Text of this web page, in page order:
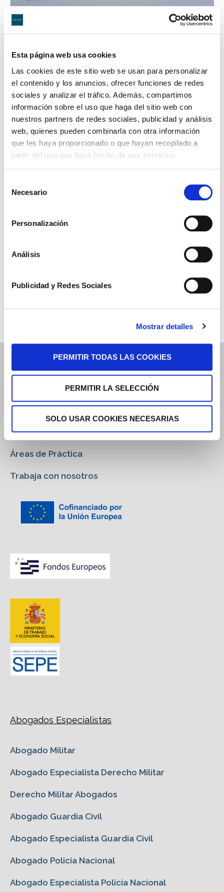
Esta página web usa cookies
Las cookies de este sitio web se usan para personalizar
el contenido y los anuncios, ofrecer funciones de redes
sociales y analizar el tráfico. Además, compartimos
información sobre el uso que haga del sitio web con
nuestros partners de redes sociales, publicidad y análisis
web, quienes pueden combinarla con otra información
que les haya proporcionado o que hayan recopilado a
partir del uso que haya hecho de sus servicios.
Necesario
Personalización
Análisis
Publicidad y Redes Sociales
Mostrar detalles
PERMITIR TODAS LAS COOKIES
PERMITIR LA SELECCIÓN
SOLO USAR COOKIES NECESARIAS
Novedades Jurídicas
Especial Guardia Civil
Especial Militares
Especial Funcionarios de Prisiones
Áreas de Práctica
Gabinete Jurídico
Quienes Somos
Dossier de Prensa
Áreas de Práctica
Trabaja con nosotros
Abogados Especialistas
Abogado Militar
Abogado Especialista Derecho Militar
Derecho Militar Abogados
Abogado Guardia Civil
Abogado Especialista Guardia Civil
Abogado Policía Nacional
Abogado Especialista Policía Nacional